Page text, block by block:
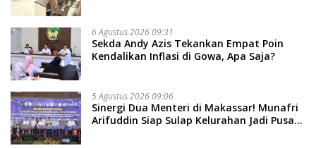
6 Agustus 2026 09:31
Sekda Andy Azis Tekankan Empat Poin
Kendalikan Inflasi di Gowa, Apa Saja?
5 Agustus 2026 09:06
Sinergi Dua Menteri di Makassar! Munafri
Arifuddin Siap Sulap Kelurahan Jadi Pusat